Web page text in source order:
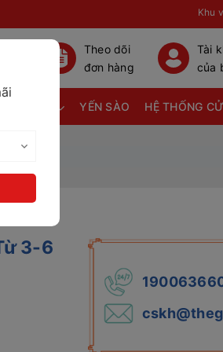
Khu
Theo dõi
đơn hàng
Tài
của
YẾN SÀO HỆ THỐNG
3-6